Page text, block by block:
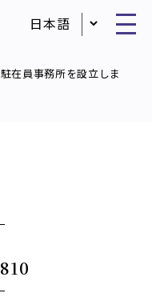
在員事務所を設立しま